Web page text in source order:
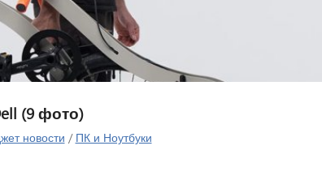
(9 фото)
новости / ПК и Ноутбуки